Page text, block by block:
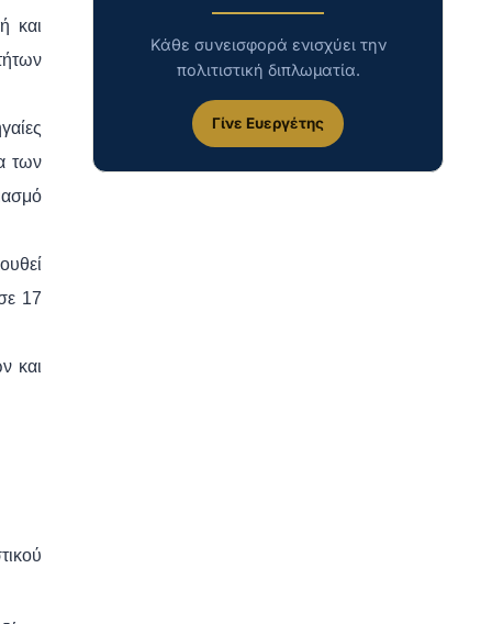
και
των
17
και
Κάθε συνεισφορά ενισχύει την
πολιτιστική διπλωματία.
Γίνε Ευεργέτης